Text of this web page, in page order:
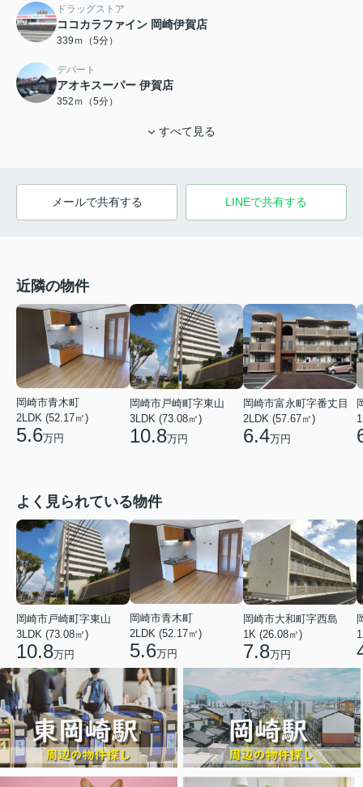
ドラッグストア
ココカラファイン 岡崎伊賀店
339ｍ（5分）
デパート
アオキスーパー 伊賀店
352ｍ（5分）
すべて見る
メールで共有する LINEで共有する
近隣の物件
岡崎市青木町
2LDK (52.17㎡)
5.6万円
岡崎市戸崎町字東山
3LDK (73.08㎡)
10.8万円
岡崎市富永町字番丈目
2LDK (57.67㎡)
6.4万円
よく見られている物件
岡崎市戸崎町字東山
3LDK (73.08㎡)
10.8万円
岡崎市青木町
2LDK (52.17㎡)
5.6万円
岡崎市大和町字西島
1K (26.08㎡)
7.8万円